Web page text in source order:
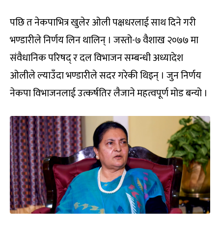
पछि त नेकपाभित्र खुलेर ओली पक्षधरलाई साथ दिने गरी
भण्डारीले निर्णय लिन थालिन् । जस्तो-७ वैशाख २०७७ मा
संवैधानिक परिषद् र दल विभाजन सम्बन्धी अध्यादेश
ओलीले ल्याउँदा भण्डारीले सदर गरेकी थिइन् । जुन निर्णय
नेकपा विभाजनलाई उत्कर्षतिर लैजाने महत्वपूर्ण मोड बन्यो ।